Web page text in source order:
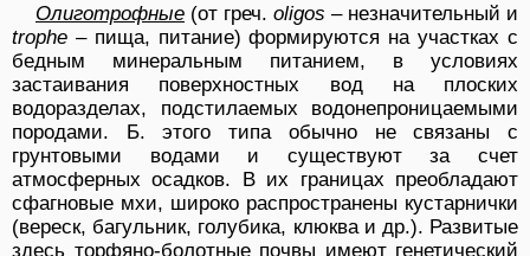
Олиготрофные (от греч. oligos – незначительный и
trophe – пища, питание) формируются на участках с
бедным минеральным питанием, в условиях
застаивания поверхностных вод на плоских
водоразделах, подстилаемых водонепроницаемыми
породами. Б. этого типа обычно не связаны с
грунтовыми водами и существуют за счет
атмосферных осадков. В их границах преобладают
сфагновые мхи, широко распространены кустарнички
(вереск, багульник, голубика, клюква и др.). Развитые
здесь торфяно-болотные почвы имеют генетический